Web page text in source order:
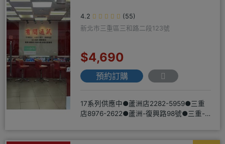
4.2
(55)
新北市三重區三和路二段123號
$4,690
預約訂購
17系列供應中●蘆洲店2282-5959●三重
店8976-2622●蘆洲-復興路98號●三重-